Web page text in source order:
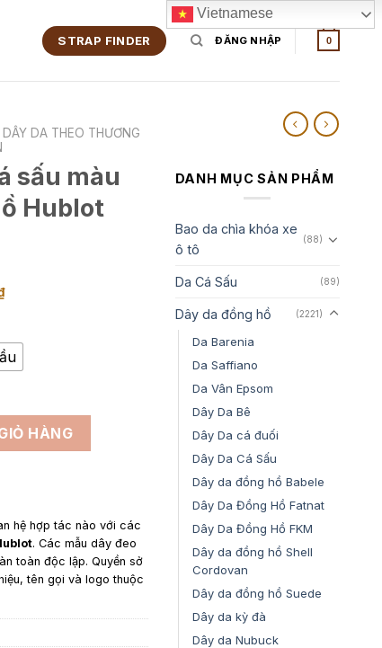
STRAP FINDER ĐĂNG NHẬP 0
DÂY DA THEO THƯƠNG
sấu màu
Hublot
Khoảng
từ
2,800,000₫
cho đồng hồ Hublot Fusion số lượng
HÀNG
hệ hợp tác nào với các
. Các mẫu dây đeo
toàn độc lập. Quyền sở
tên gọi và logo thuộc
DANH MỤC SẢN PHẨM
Bao da chìa khóa xe
ô tô
(88)
Da Cá Sấu (89)
Dây da đồng hồ (2221)
Da Barenia
Da Saffiano
Da Vân Epsom
Dây Da Bê
Dây Da cá đuối
Dây Da Cá Sấu
Dây da đồng hồ Babele
Dây Da Đồng Hồ Fatnat
Dây Da Đồng Hồ FKM
Dây da đồng hồ Shell
Cordovan
Dây da đồng hồ Suede
Dây da kỳ đà
Dây da Nubuck
Vietnamese